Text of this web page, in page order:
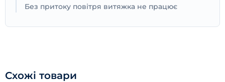
Без притоку повітря витяжка не працює
Схожі товари